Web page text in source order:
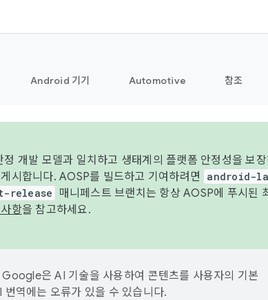
Android 기기 Automotive 참조
개발 모델과 일치하고 생태계의 플랫폼 안정성을 보
시합니다. AOSP를 빌드하고 기여하려면
android-
release
매니페스트 브랜치는 항상 AOSP에 푸시된
항을 참고하세요.
Google은 AI 기술을 사용하여 콘텐츠를 사용자의 기본
번역에는 오류가 있을 수 있습니다.